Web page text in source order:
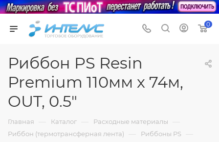
0
Риббон PS Resin
Premium 110мм х 74м,
OUT, 0.5"
Главная — Каталог — Расходные материалы —
Риббон (термотрансферная лента) — Риббоны PS —